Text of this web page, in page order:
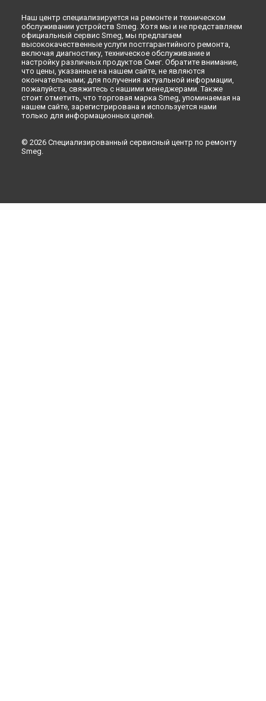
Наш центр специализируется на ремонте и техническом
обслуживании устройств Smeg. Хотя мы и не представляем
официальный сервис Smeg, мы предлагаем
высококачественные услуги постгарантийного ремонта,
включая диагностику, техническое обслуживание и
настройку различных продуктов Смег. Обратите внимание,
что цены, указанные на нашем сайте, не являются
окончательными; для получения актуальной информации,
пожалуйста, свяжитесь с нашими менеджерами. Также
стоит отметить, что торговая марка Smeg, упоминаемая на
нашем сайте, зарегистрирована и используется нами
только для информационных целей.
© 2026 Специализированный сервисный центр по ремонту
Smeg.